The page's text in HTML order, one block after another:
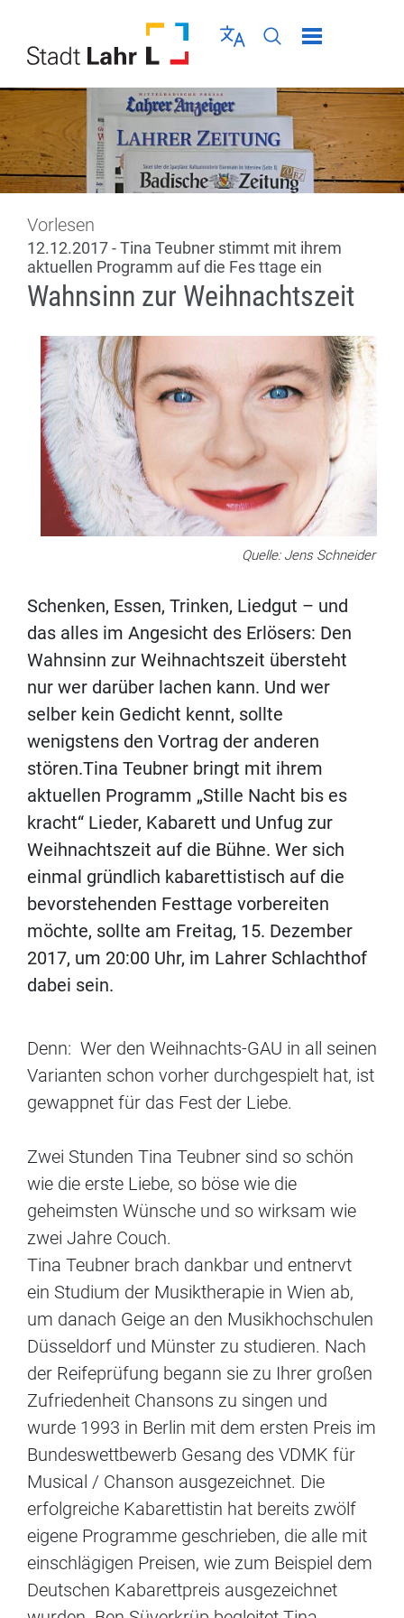
Sprache wählen
Seiten-Suche
Menü schließen
Vorlesen
12.12.2017 - Tina Teubner stimmt mit ihrem
aktuellen Programm auf die Fes ttage ein
Wahnsinn zur Weihnachtszeit
Quelle: Jens Schneider
Schenken, Essen, Trinken, Liedgut – und
das alles im Angesicht des Erlösers: Den
Wahnsinn zur Weihnachtszeit übersteht
nur wer darüber lachen kann. Und wer
selber kein Gedicht kennt, sollte
wenigstens den Vortrag der anderen
stören.Tina Teubner bringt mit ihrem
aktuellen Programm „Stille Nacht bis es
kracht“ Lieder, Kabarett und Unfug zur
Weihnachtszeit auf die Bühne. Wer sich
einmal gründlich kabarettistisch auf die
bevorstehenden Festtage vorbereiten
möchte, sollte am Freitag, 15. Dezember
2017, um 20:00 Uhr, im Lahrer Schlachthof
dabei sein.
Denn: Wer den Weihnachts-GAU in all seinen
Varianten schon vorher durchgespielt hat, ist
gewappnet für das Fest der Liebe.
Zwei Stunden Tina Teubner sind so schön
wie die erste Liebe, so böse wie die
geheimsten Wünsche und so wirksam wie
zwei Jahre Couch.
Tina Teubner brach dankbar und entnervt
ein Studium der Musiktherapie in Wien ab,
um danach Geige an den Musikhochschulen
Düsseldorf und Münster zu studieren. Nach
der Reifeprüfung begann sie zu Ihrer großen
Zufriedenheit Chansons zu singen und
wurde 1993 in Berlin mit dem ersten Preis im
Bundeswettbewerb Gesang des VDMK für
Musical / Chanson ausgezeichnet. Die
erfolgreiche Kabarettistin hat bereits zwölf
eigene Programme geschrieben, die alle mit
einschlägigen Preisen, wie zum Beispiel dem
Deutschen Kabarettpreis ausgezeichnet